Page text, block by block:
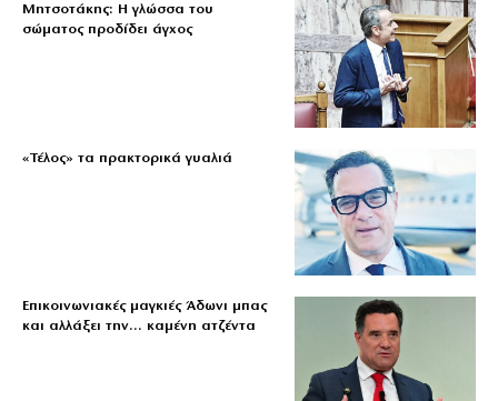
Μητσοτάκης: Η γλώσσα του
σώματος προδίδει άγχος
«Τέλος» τα πρακτορικά γυαλιά
Επικοινωνιακές μαγκιές Άδωνι μπας
και αλλάξει την… καμένη ατζέντα